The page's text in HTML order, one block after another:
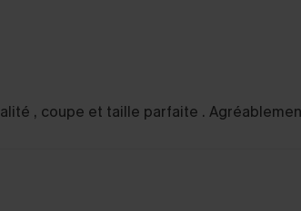
, coupe et taille parfaite .